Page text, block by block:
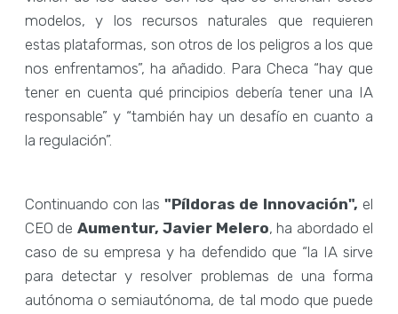
modelos, y los recursos naturales que requieren
estas plataformas, son otros de los peligros a los que
nos enfrentamos”, ha añadido. Para Checa “hay que
tener en cuenta qué principios debería tener una IA
responsable” y “también hay un desafío en cuanto a
la regulación”.
Continuando con las "Píldoras de Innovación", el
CEO de Aumentur, Javier Melero, ha abordado el
caso de su empresa y ha defendido que “la IA sirve
para detectar y resolver problemas de una forma
autónoma o semiautónoma, de tal modo que puede